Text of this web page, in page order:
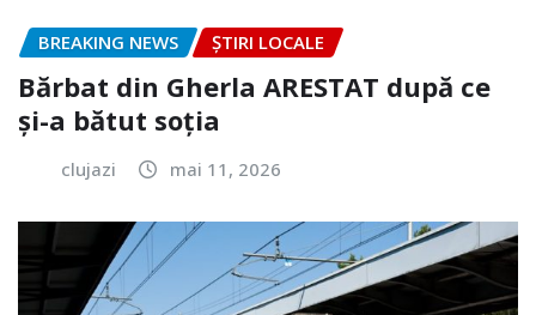
BREAKING NEWS ȘTIRI LOCALE
Bărbat din Gherla ARESTAT după ce
și-a bătut soția
clujazi mai 11, 2026